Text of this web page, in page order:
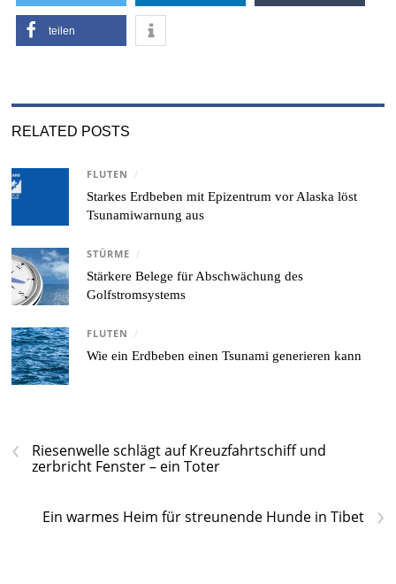
teilen
RELATED POSTS
FLUTEN /
Starkes Erdbeben mit Epizentrum vor Alaska löst
Tsunamiwarnung aus
STÜRME /
Stärkere Belege für Abschwächung des
Golfstromsystems
FLUTEN /
Wie ein Erdbeben einen Tsunami generieren kann
‹
Riesenwelle schlägt auf Kreuzfahrtschiff und
zerbricht Fenster – ein Toter
›
Ein warmes Heim für streunende Hunde in Tibet